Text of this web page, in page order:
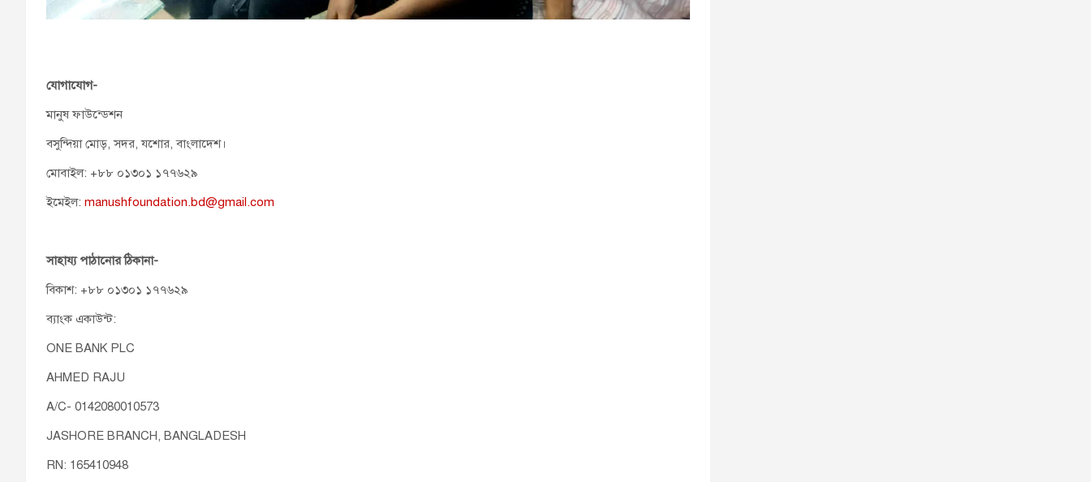
যোগাযোগ-
মানুষ ফাউন্ডেশন
বসুন্দিয়া মোড়, সদর, যশোর, বাংলাদেশ।
মোবাইল: +৮৮ ০১৩০১ ১৭৭৬২৯
ইমেইল: manushfoundation.bd@gmail.com
সাহায্য পাঠানোর ঠিকানা-
বিকাশ: +৮৮ ০১৩০১ ১৭৭৬২৯
ব্যাংক একাউন্ট:
ONE BANK PLC
AHMED RAJU
A/C- 0142080010573
JASHORE BRANCH, BANGLADESH
RN: 165410948